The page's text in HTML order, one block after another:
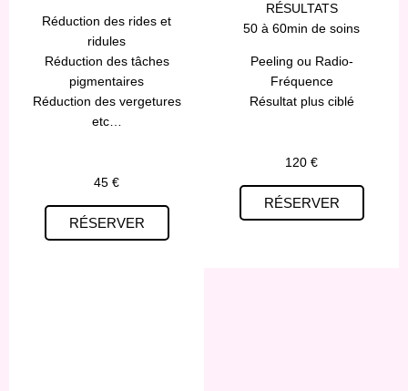
Réduction des rides et
ridules
Réduction des tâches
pigmentaires
Réduction des vergetures
etc…
45 €
RÉSERVER
RÉSULTATS
50 à 60min de soins
Peeling ou Radio-
Fréquence
Résultat plus ciblé
120 €
RÉSERVER